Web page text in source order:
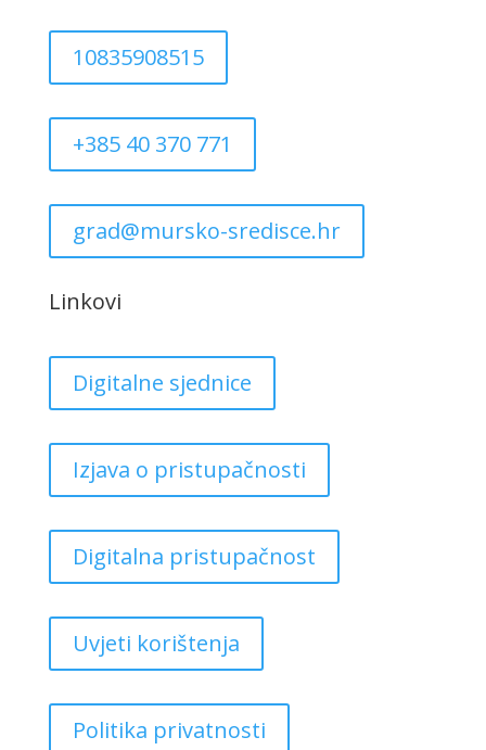
10835908515
+385 40 370 771
grad@mursko-sredisce.hr
Linkovi
Digitalne sjednice
Izjava o pristupačnosti
Digitalna pristupačnost
Uvjeti korištenja
Politika privatnosti